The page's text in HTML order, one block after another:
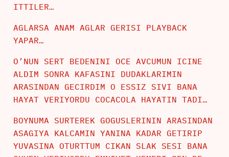
ITTILER…
AGLARSA ANAM AGLAR GERISI PLAYBACK
YAPAR…
O’NUN SERT BEDENINI OCE AVCUMUN ICINE
ALDIM SONRA KAFASINI DUDAKLARIMIN
ARASINDAN GECIRDIM O ESSIZ SIVI BANA
HAYAT VERIYORDU COCACOLA HAYATIN TADI…
BOYNUMA SURTEREK GOGUSLERININ ARASINDAN
ASAGIYA KALCAMIN YANINA KADAR GETIRIP
YUVASINA OTURTTUM CIKAN SLAK SESI BANA